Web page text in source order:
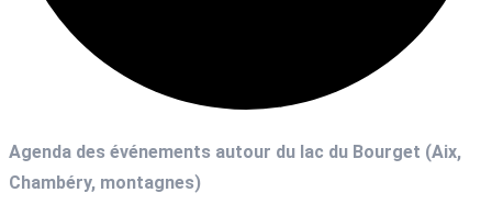
Agenda des événements autour du lac du Bourget (Aix,
Chambéry, montagnes)